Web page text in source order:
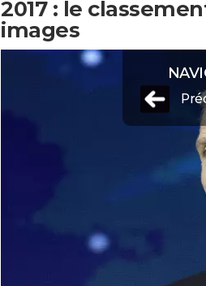
2017 : le
images